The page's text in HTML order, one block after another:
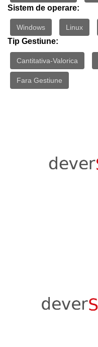
Sistem de operare:
Windows Linux
Tip Gestiune:
Cantitativa-Valorica
Fara Gestiune